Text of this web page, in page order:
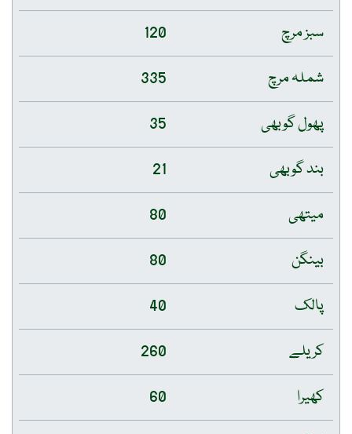
سبز مرچ
120
شملہ مرچ
335
پھول گوبھی
35
بند گوبھی
21
میتھی
80
بینگن
80
پالک
40
کریلے
260
کھیرا
60